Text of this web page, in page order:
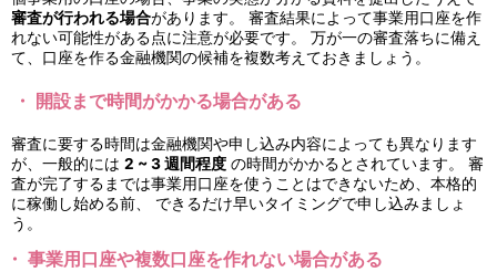
審査が行われる場合があります。 審査結果によって事業用口座を作
れない可能性がある点に注意が必要です。 万が一の審査落ちに備え
て、口座を作る金融機関の候補を複数考えておきましょう。
・ 開設まで時間がかかる場合がある
審査に要する時間は金融機関や申し込み内容によっても異なります
が、一般的には 2 ~ 3 週間程度 の時間がかかるとされています。 審
査が完了するまでは事業用口座を使うことはできないため、本格的
に稼働し始める前、 できるだけ早いタイミングで申し込みましょ
う。
・ 事業用口座や複数口座を作れない場合がある